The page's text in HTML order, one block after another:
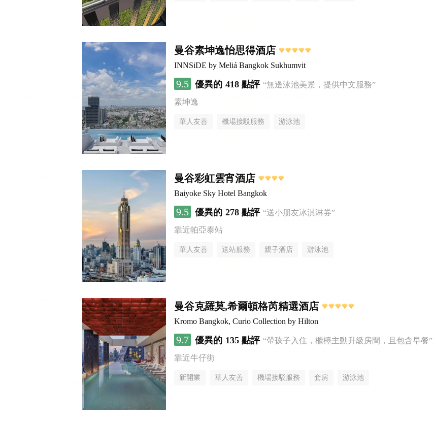
曼谷素坤逸怡思得酒店
INNSiDE by Meliá Bangkok Sukhumvit
9.5 優異的 418 點評 “無邊泳池美景，提供中文服務”
素坤逸
華人友善 機場接駁服務 游泳池
曼谷彩虹雲宵酒店
Baiyoke Sky Hotel Bangkok
9.5 優異的 278 點評 “送小朋友冰淇淋券”
靠近帕亞泰站
華人友善 送站服務 親子酒店 游泳池
曼谷克羅莫,希爾頓格芮精選酒店
Kromo Bangkok, Curio Collection by Hilton
9.7 優異的 135 點評 “帶孩子入住，櫃檯主動升級房間，且包含早餐”
靠近牛仔街
新開業 華人友善 機場接駁服務 套房 游泳池